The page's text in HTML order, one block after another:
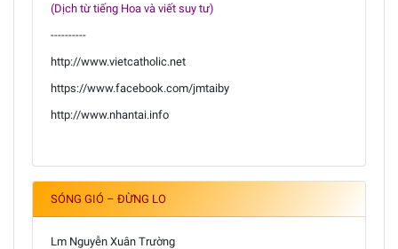
(Dịch từ tiếng Hoa và viết suy tư)
----------
http://www.vietcatholic.net
https://www.facebook.com/jmtaiby
http://www.nhantai.info
SÓNG GIÓ – ĐỪNG LO
Lm Nguyễn Xuân Trường